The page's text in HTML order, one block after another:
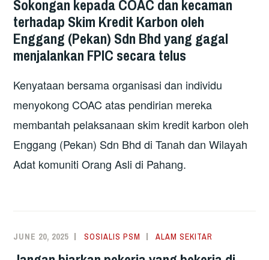
Sokongan kepada COAC dan kecaman
terhadap Skim Kredit Karbon oleh
Enggang (Pekan) Sdn Bhd yang gagal
menjalankan FPIC secara telus
Kenyataan bersama organisasi dan individu
menyokong COAC atas pendirian mereka
membantah pelaksanaan skim kredit karbon oleh
Enggang (Pekan) Sdn Bhd di Tanah dan Wilayah
Adat komuniti Orang Asli di Pahang.
JUNE 20, 2025 SOSIALIS PSM ALAM SEKITAR